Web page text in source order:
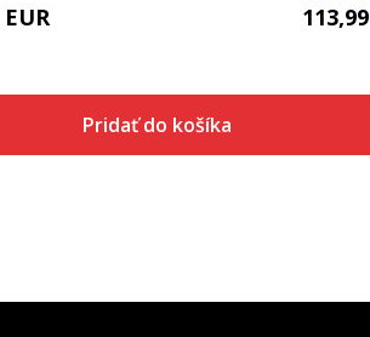
EUR
Pridať do košíka
113,99